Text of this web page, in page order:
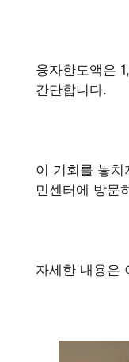
융자한도액은
간단합니다.
이 기회를 놓
민센터에 방문
자세한 내용은